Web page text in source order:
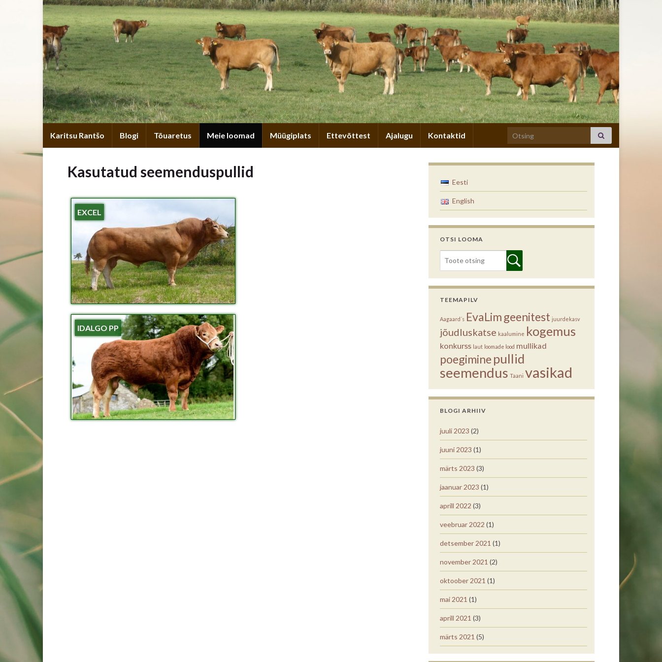
Karitsu Rantšo Blogi Tõuaretus Meie loomad Müügiplats Ettevõttest Ajalugu Kontaktid Search for:
Kasutatud seemenduspullid
EXCEL
IDALGO PP
Eesti
English
OTSI LOOMA
TEEMAPILV
Aagaard´s EvaLim geenitest juurdekasv
jõudluskatse kaalumine kogemus
konkurss laut loomade lood mullikad
poegimine pullid
seemendus Taani vasikad
BLOGI ARHIIV
juuli 2023 (2)
juuni 2023 (1)
märts 2023 (3)
jaanuar 2023 (1)
aprill 2022 (3)
veebruar 2022 (1)
detsember 2021 (1)
november 2021 (2)
oktoober 2021 (1)
mai 2021 (1)
aprill 2021 (3)
märts 2021 (5)